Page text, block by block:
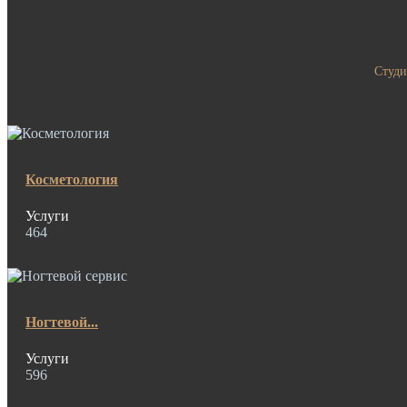
Косметология
Услуги
464
Ногтевой...
Услуги
596